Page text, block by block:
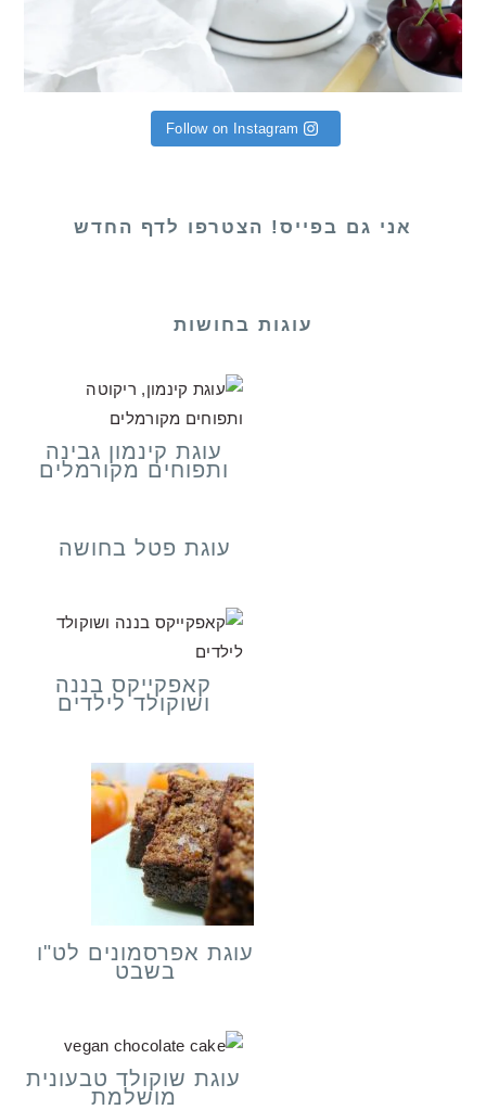
Follow on Instagram
אני גם בפייס! הצטרפו לדף החדש
עוגות בחושות
עוגת קינמון גבינה
ותפוחים מקורמלים
עוגת פטל בחושה
קאפקייקס בננה
ושוקולד לילדים
עוגת אפרסמונים לט"ו
בשבט
עוגת שוקולד טבעונית
מושלמת